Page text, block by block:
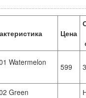
Цена
Watermelon
599 3
Green